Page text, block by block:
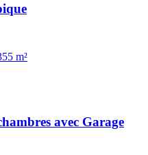
m²
avec Garage